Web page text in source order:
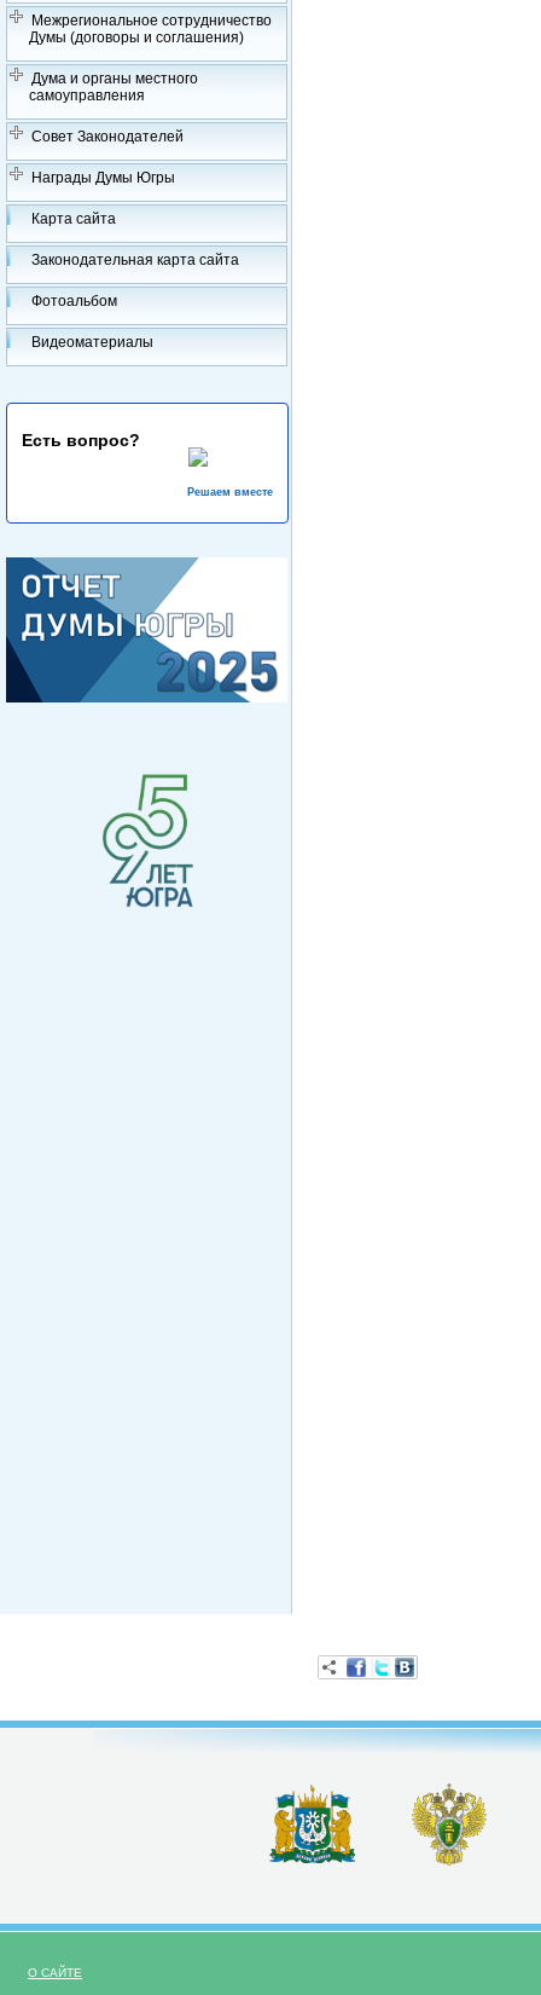
Межрегиональное сотрудничество
Думы (договоры и соглашения)
Дума и органы местного
самоуправления
Совет Законодателей
Награды Думы Югры
Карта сайта
Законодательная карта сайта
Фотоальбом
Видеоматериалы
Есть вопрос?
Решаем вместе
О САЙТЕ